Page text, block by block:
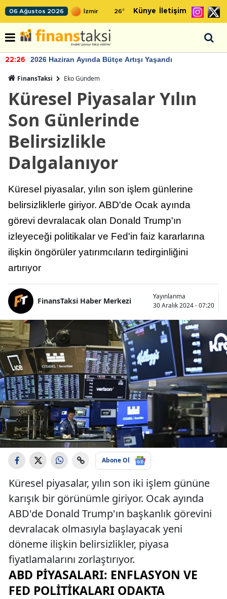
06 Ağustos 2026 26° Künye İletişim
22:26 2026 Haziran Ayında Bütçe Artışı Yaşandı
FinansTaksi Eko Gündem
Küresel Piyasalar Yılın
Son Günlerinde
Belirsizlikle
Dalgalanıyor
Küresel piyasalar, yılın son işlem günlerine
belirsizliklerle giriyor. ABD'de Ocak ayında
görevi devralacak olan Donald Trump'ın
izleyeceği politikalar ve Fed'in faiz kararlarına
ilişkin öngörüler yatırımcıların tedirginliğini
artırıyor
FinansTaksi Haber Merkezi
Yayınlanma
30 Aralık 2024 - 07:20
Abone Ol
Küresel piyasalar, yılın son iki işlem gününe
karışık bir görünümle giriyor. Ocak ayında
ABD'de Donald Trump'ın başkanlık görevini
devralacak olmasıyla başlayacak yeni
döneme ilişkin belirsizlikler, piyasa
fiyatlamalarını zorlaştırıyor.
ABD PIYASALARI: ENFLASYON VE
FED POLITIKALARI ODAKTA